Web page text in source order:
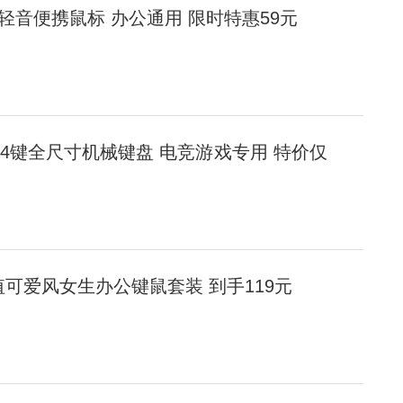
音便携鼠标 办公通用 限时特惠59元
键全尺寸机械键盘 电竞游戏专用 特价仅
爱风女生办公键鼠套装 到手119元